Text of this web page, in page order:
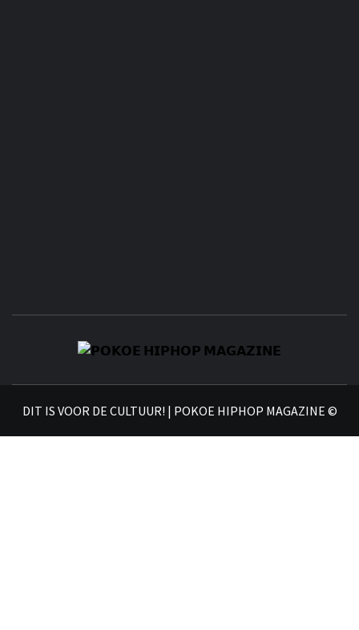
DIT IS VOOR DE CULTUUR! | POKOE HIPHOP MAGAZINE ©